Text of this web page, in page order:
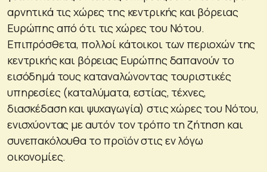
αρνητικά τις χώρες της κεντρικής και βόρειας
Ευρώπης από ότι τις χώρες του Νότου.
Επιπρόσθετα, πολλοί κάτοικοι των περιοχών της
κεντρικής και βόρειας Ευρώπης δαπανούν το
εισόδημά τους καταναλώνοντας τουριστικές
υπηρεσίες (καταλύματα, εστίας, τέχνες,
διασκέδαση και ψυχαγωγία) στις χώρες του Νότου,
ενισχύοντας με αυτόν τον τρόπο τη ζήτηση και
συνεπακόλουθα το προϊόν στις εν λόγω
οικονομίες.